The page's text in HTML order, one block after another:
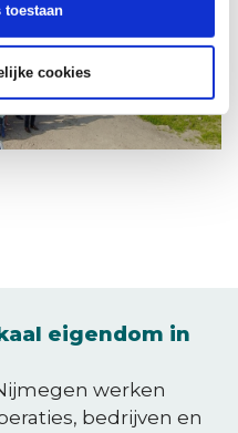
toestaan
cookies
eigendom in
werken
bedrijven en